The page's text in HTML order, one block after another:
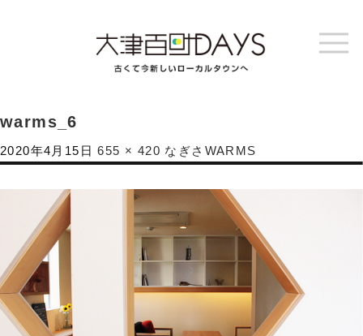
warms_6
2020年4月15日 655 × 420 なぎさWARMS